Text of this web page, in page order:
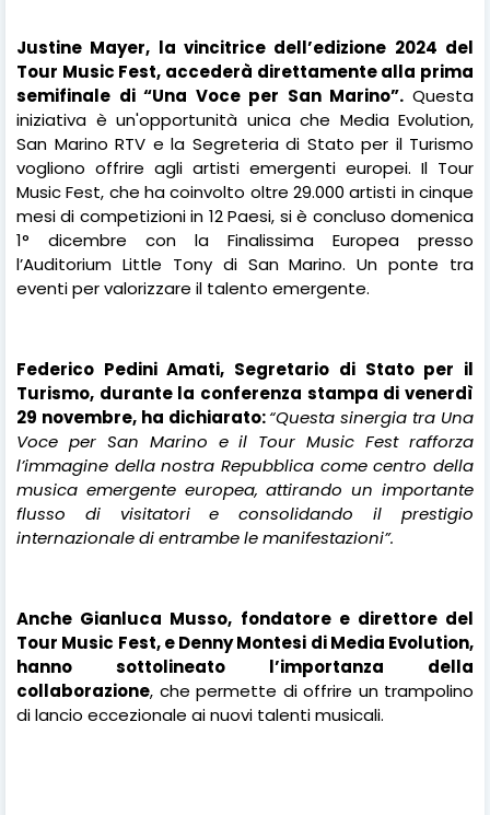
Justine Mayer, la vincitrice dell’edizione 2024 del
Tour Music Fest, accederà direttamente alla prima
semifinale di “Una Voce per San Marino”. Questa
iniziativa è un'opportunità unica che Media Evolution,
San Marino RTV e la Segreteria di Stato per il Turismo
vogliono offrire agli artisti emergenti europei. Il Tour
Music Fest, che ha coinvolto oltre 29.000 artisti in cinque
mesi di competizioni in 12 Paesi, si è concluso domenica
1° dicembre con la Finalissima Europea presso
l’Auditorium Little Tony di San Marino. Un ponte tra
eventi per valorizzare il talento emergente.
Federico Pedini Amati, Segretario di Stato per il
Turismo, durante la conferenza stampa di venerdì
29 novembre, ha dichiarato:“Questa sinergia tra Una
Voce per San Marino e il Tour Music Fest rafforza
l’immagine della nostra Repubblica come centro della
musica emergente europea, attirando un importante
flusso di visitatori e consolidando il prestigio
internazionale di entrambe le manifestazioni”.
Anche Gianluca Musso, fondatore e direttore del
Tour Music Fest, e Denny Montesi di Media Evolution,
hanno sottolineato l’importanza della
collaborazione, che permette di offrire un trampolino
di lancio eccezionale ai nuovi talenti musicali.